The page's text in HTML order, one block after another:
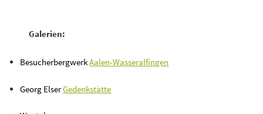
Galerien:
BesucherbergwerkAalen-Wasseralfingen
Georg ElserGedenkstätte